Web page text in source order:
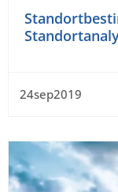
24sep2019